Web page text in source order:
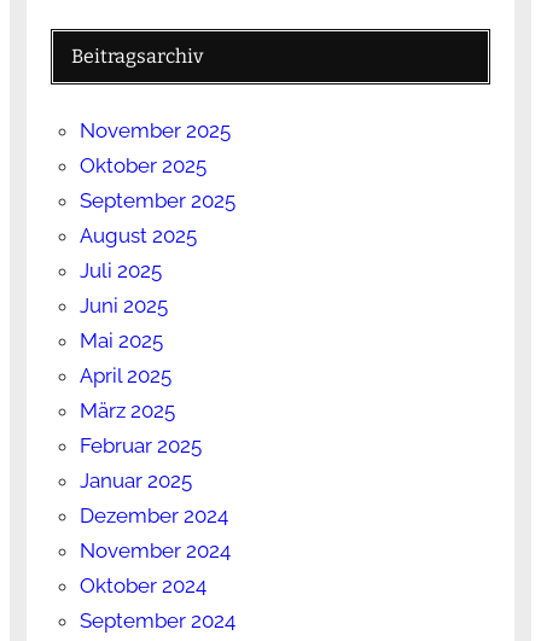
Beitragsarchiv
November 2025
Oktober 2025
September 2025
August 2025
Juli 2025
Juni 2025
Mai 2025
April 2025
März 2025
Februar 2025
Januar 2025
Dezember 2024
November 2024
Oktober 2024
September 2024